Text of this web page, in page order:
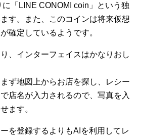
「LINE CONOMI coin」という独
す。また、このコインは将来仮想
確定しているようです。
、インターフェイスはかなりおし
ず地図上からお店を探し、レシー
店名が入力されるので、写真を入
ます。
を登録するよりもAIを利用してレ